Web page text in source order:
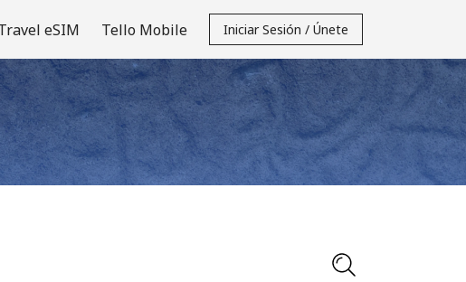
eSIM Tello Mobile Iniciar Sesión / Únete